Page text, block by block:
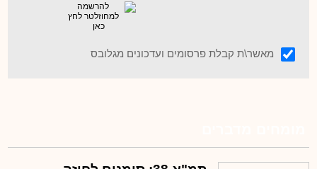
מאשר\ת קבלת פרסומים ועדכונים מגלובס